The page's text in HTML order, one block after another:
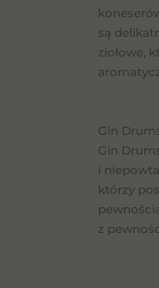
są
ziołowe,
Gin
Gin
i
którzy
z